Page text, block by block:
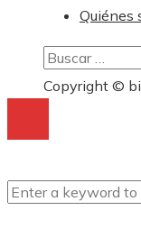
Quiénes
Buscar:
Copyright ©